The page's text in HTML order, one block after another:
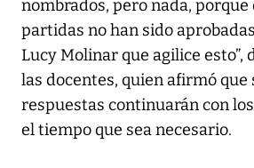
nombrados, pero nada, porque
partidas no han sido
Lucy Molinar que agilice esto”,
las docentes, quien afirmó que
respuestas continuarán con
el tiempo que sea necesario.